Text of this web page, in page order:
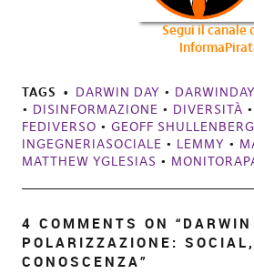
Segui il canale
TAGS DARWIN DAY • DARWINDAY
• DISINFORMAZIONE • DIVERSITÀ •
FEDIVERSO • GEOFF
INGEGNERIASOCIALE • LEMMY •
MATTHEW YGLESIAS •
4 COMMENTS ON “
POLARIZZAZIONE:
CONOSCENZA”